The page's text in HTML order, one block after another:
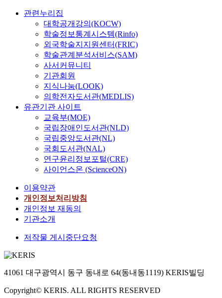
관련누리집
대학공개강의(KOCW)
학술정보통계시스템(Rinfo)
외국학술지지원센터(FRIC)
학술관계분석서비스(SAM)
사서커뮤니티
기관회원
지식나눔(LOOK)
의학전자도서관(MEDLIS)
유관기관 사이트
교육부(MOE)
국립장애인도서관(NLD)
국립중앙도서관(NL)
국회도서관(NAL)
연구윤리정보포털(CRE)
사이언스온 (ScienceON)
이용약관
개인정보처리방침
개인정보 재동의
기관소개
저작물 게시중단요청
41061 대구광역시 동구 동내로 64(동내동1119) KERIS빌딩
Copyright© KERIS. ALL RIGHTS RESERVED